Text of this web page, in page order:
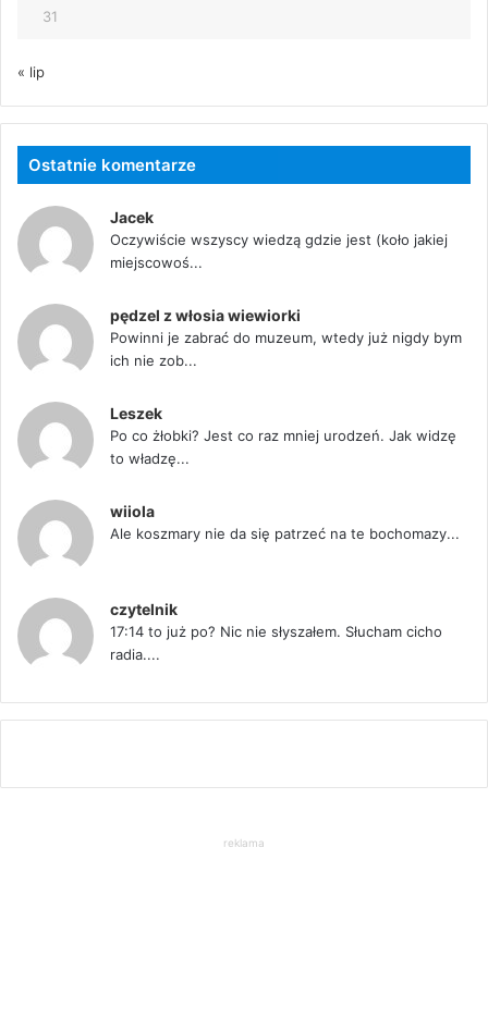
31
« lip
Ostatnie komentarze
Jacek
Oczywiście wszyscy wiedzą gdzie jest (koło jakiej
miejscowoś...
pędzel z włosia wiewiorki
Powinni je zabrać do muzeum, wtedy już nigdy bym
ich nie zob...
Leszek
Po co żłobki? Jest co raz mniej urodzeń. Jak widzę
to władzę...
wiiola
Ale koszmary nie da się patrzeć na te bochomazy...
czytelnik
17:14 to już po? Nic nie słyszałem. Słucham cicho
radia....
reklama